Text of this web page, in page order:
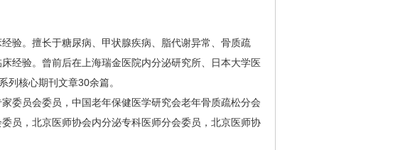
。擅长于糖尿病、甲状腺疾病、脂代谢异常、骨质疏
经验。曾前后在上海瑞金医院内分泌研究所、日本大学医
列核心期刊文章30余篇。
员会委员，中国老年保健医学研究会老年骨质疏松分会
员，北京医师协会内分泌专科医师分会委员，北京医师协